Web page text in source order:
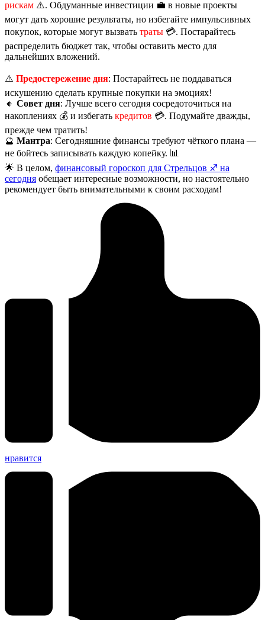
рискам ⚠️. Обдуманные инвестиции 💼 в новые проекты
могут дать хорошие результаты, но избегайте импульсивных
покупок, которые могут вызвать траты 💳. Постарайтесь
распределить бюджет так, чтобы оставить место для
дальнейших вложений.
⚠️ Предостережение дня: Постарайтесь не поддаваться
искушению сделать крупные покупки на эмоциях!
🔸 Совет дня: Лучше всего сегодня сосредоточиться на
накоплениях 💰 и избегать кредитов 💳. Подумайте дважды,
прежде чем тратить!
🔮 Мантра: Сегодняшние финансы требуют чёткого плана —
не бойтесь записывать каждую копейку. 📊
🌟 В целом, финансовый гороскоп для Стрельцов ♐️ на
сегодня обещает интересные возможности, но настоятельно
рекомендует быть внимательными к своим расходам!
нравится